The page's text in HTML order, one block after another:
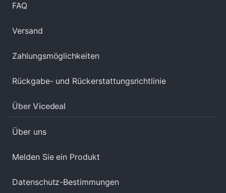
FAQ
Versand
Zahlungsmöglichkeiten
Rückgabe- und Rückerstattungsrichtlinie
Über Vicedeal
Über uns
Melden Sie ein Produkt
Datenschutz-Bestimmungen